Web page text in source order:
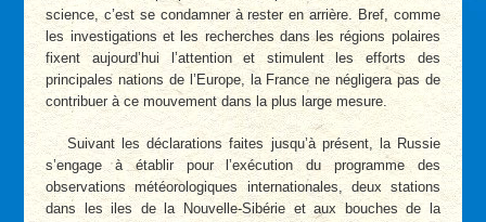
science, c’est se condamner à rester en arrière. Bref, comme
les investigations et les recherches dans les régions polaires
fixent aujourd’hui l’attention et stimulent les efforts des
principales nations de l’Europe, la France ne négligera pas de
contribuer à ce mouvement dans la plus large mesure.
Suivant les déclarations faites jusqu’à présent, la Russie
s’engage à établir pour l’exécution du programme des
observations météorologiques internationales, deux stations
dans les iles de la Nouvelle-Sibérie et aux bouches de la